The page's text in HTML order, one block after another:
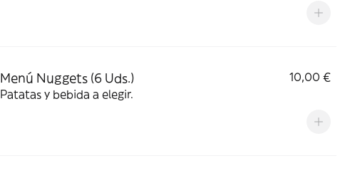
Menú Nuggets (6 Uds.)
10,00 €
Patatas y bebida a elegir.